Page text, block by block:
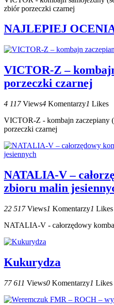
zbiór porzeczki czarnej
NAJLEPIEJ
VICTOR-Z –
porzeczki czarnej
4 117 Views4 Komentarzy1 Likes
VICTOR-Z - kombajn zaczepiany
porzeczki czarnej
NATALIA-V –
zbioru malin
22 517 Views1 Komentarzy1 Likes
NATALIA-V - całorzędowy
Kukurydza
77 611 Views0 Komentarzy1 Likes